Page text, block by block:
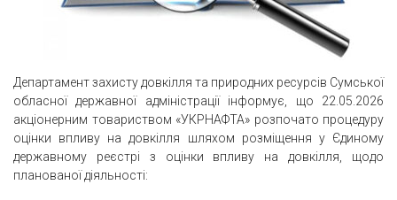
Департамент захисту довкілля та природних ресурсів Сумської
обласної державної адміністрації інформує, що 22.05.2026
акціонерним товариством «УКРНАФТА» розпочато процедуру
оцінки впливу на довкілля шляхом розміщення у Єдиному
державному реєстрі з оцінки впливу на довкілля, щодо
планованої діяльності: